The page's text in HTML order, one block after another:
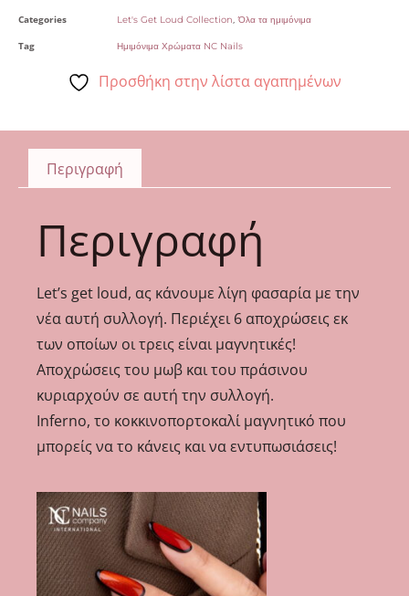
Categories
Let's Get Loud Collection,Όλα τα ημιμόνιμα
Tag Ημιμόνιμα Χρώματα NC Nails
Προσθήκη στην λίστα αγαπημένων
Περιγραφή
Περιγραφή
Let’s get loud, ας κάνουμε λίγη φασαρία με την
νέα αυτή συλλογή. Περιέχει 6 αποχρώσεις εκ
των οποίων οι τρεις είναι μαγνητικές!
Αποχρώσεις του μωβ και του πράσινου
κυριαρχούν σε αυτή την συλλογή.
Inferno, το κοκκινοπορτοκαλί μαγνητικό που
μπορείς να το κάνεις και να εντυπωσιάσεις!